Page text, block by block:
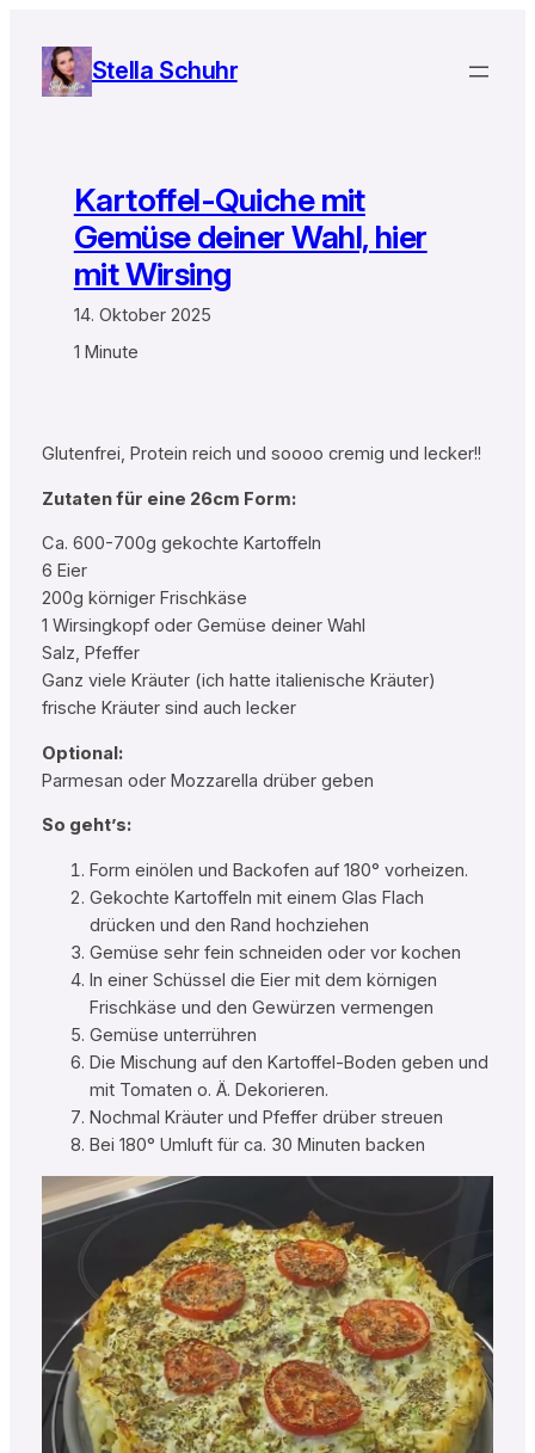
Inhalt
springen
Stella Schuhr
Kartoffel-Quiche mit
Gemüse deiner Wahl, hier
mit Wirsing
14. Oktober 2025
1 Minute
Glutenfrei, Protein reich und soooo cremig und lecker!!
Zutaten für eine 26cm Form:
Ca. 600-700g gekochte Kartoffeln
6 Eier
200g körniger Frischkäse
1 Wirsingkopf oder Gemüse deiner Wahl
Salz, Pfeffer
Ganz viele Kräuter (ich hatte italienische Kräuter)
frische Kräuter sind auch lecker
Optional:
Parmesan oder Mozzarella drüber geben
So geht’s:
Form einölen und Backofen auf 180° vorheizen.
Gekochte Kartoffeln mit einem Glas Flach
drücken und den Rand hochziehen
Gemüse sehr fein schneiden oder vor kochen
In einer Schüssel die Eier mit dem körnigen
Frischkäse und den Gewürzen vermengen
Gemüse unterrühren
Die Mischung auf den Kartoffel-Boden geben und
mit Tomaten o. Ä. Dekorieren.
Nochmal Kräuter und Pfeffer drüber streuen
Bei 180° Umluft für ca. 30 Minuten backen